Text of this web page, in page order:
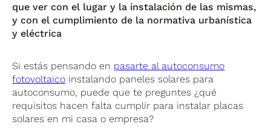
que ver con el lugar y la instalación de las mismas,
y con el cumplimiento de la normativa urbanística
y eléctrica
Si estás pensando en pasarte al autoconsumo
fotovoltaico instalando paneles solares para
autoconsumo, puede que te preguntes ¿qué
requisitos hacen falta cumplir para instalar placas
solares en mi casa o empresa?